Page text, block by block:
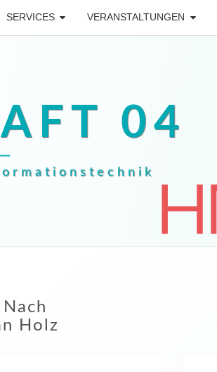
SERVICES VERANSTALTUNGEN
04
Holz